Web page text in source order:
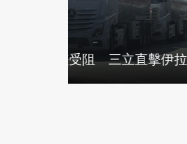
撤離一年半重返